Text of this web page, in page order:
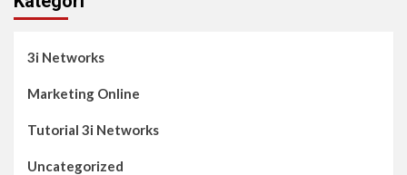
3i Networks
Marketing Online
Tutorial 3i Networks
Uncategorized